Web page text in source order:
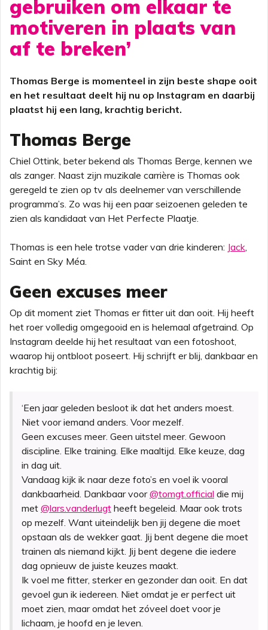
gebruiken om elkaar te
motiveren in plaats van
af te breken’
Thomas Berge is momenteel in zijn beste shape ooit
en het resultaat deelt hij nu op Instagram en daarbij
plaatst hij een lang, krachtig bericht.
Thomas Berge
Chiel Ottink, beter bekend als Thomas Berge, kennen we
als zanger. Naast zijn muzikale carrière is Thomas ook
geregeld te zien op tv als deelnemer van verschillende
programma’s. Zo was hij een paar seizoenen geleden te
zien als kandidaat van Het Perfecte Plaatje.
Thomas is een hele trotse vader van drie kinderen: Jack,
Saint en Sky Méa.
Geen excuses meer
Op dit moment ziet Thomas er fitter uit dan ooit. Hij heeft
het roer volledig omgegooid en is helemaal afgetraind. Op
Instagram deelde hij het resultaat van een fotoshoot,
waarop hij ontbloot poseert. Hij schrijft er blij, dankbaar en
krachtig bij:
‘Een jaar geleden besloot ik dat het anders moest.
Niet voor iemand anders. Voor mezelf.
Geen excuses meer. Geen uitstel meer. Gewoon
discipline. Elke training. Elke maaltijd. Elke keuze, dag
in dag uit.
Vandaag kijk ik naar deze foto’s en voel ik vooral
dankbaarheid. Dankbaar voor@tomgt.official die mij
met @lars.vanderlugt heeft begeleid. Maar ook trots
op mezelf. Want uiteindelijk ben jij degene die moet
opstaan als de wekker gaat. Jij bent degene die moet
trainen als niemand kijkt. Jij bent degene die iedere
dag opnieuw de juiste keuzes maakt.
Ik voel me fitter, sterker en gezonder dan ooit. En dat
gevoel gun ik iedereen. Niet omdat je er perfect uit
moet zien, maar omdat het zóveel doet voor je
lichaam, je hoofd en je leven.